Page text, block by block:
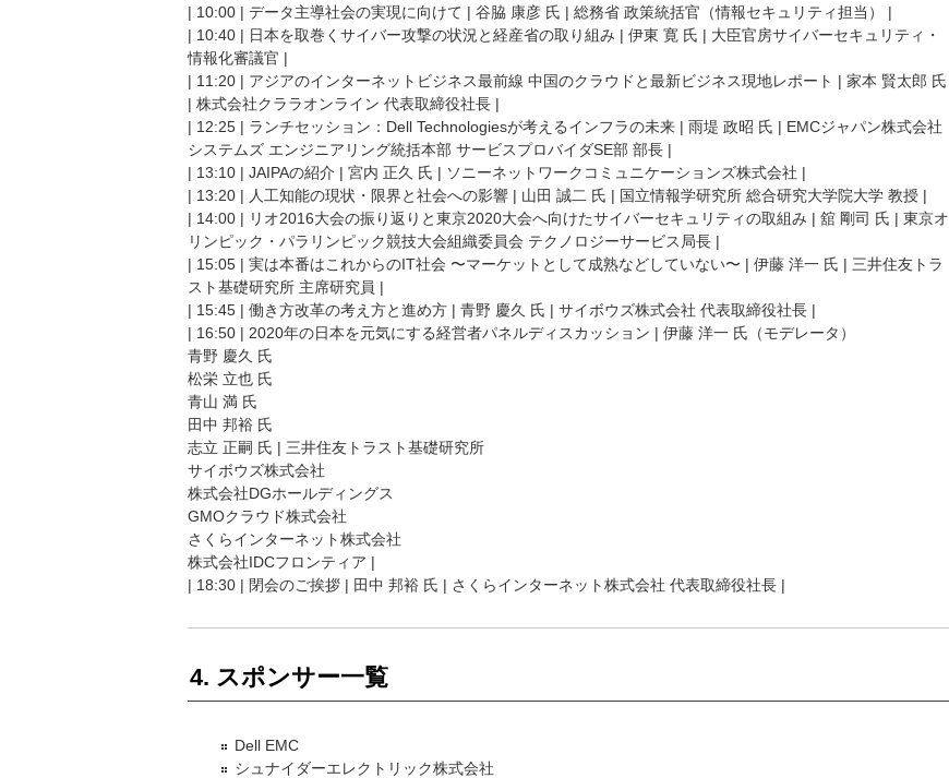
| 10:00 | データ主導社会の実現に向けて | 谷脇 康彦 氏 | 総務省 政策統括官（情報セキュリティ担当） |
| 10:40 | 日本を取巻くサイバー攻撃の状況と経産省の取り組み | 伊東 寛 氏 | 大臣官房サイバーセキュリティ・
情報化審議官 |
| 11:20 | アジアのインターネットビジネス最前線 中国のクラウドと最新ビジネス現地レポート | 家本 賢太郎 氏
| 株式会社クララオンライン 代表取締役社長 |
| 12:25 | ランチセッション：Dell Technologiesが考えるインフラの未来 | 雨堤 政昭 氏 | EMCジャパン株式会社
システムズ エンジニアリング統括本部 サービスプロバイダSE部 部長 |
| 13:10 | JAIPAの紹介 | 宮内 正久 氏 | ソニーネットワークコミュニケーションズ株式会社 |
| 13:20 | 人工知能の現状・限界と社会への影響 | 山田 誠二 氏 | 国立情報学研究所 総合研究大学院大学 教授 |
| 14:00 | リオ2016大会の振り返りと東京2020大会へ向けたサイバーセキュリティの取組み | 舘 剛司 氏 | 東京オ
リンピック・パラリンピック競技大会組織委員会 テクノロジーサービス局長 |
| 15:05 | 実は本番はこれからのIT社会 〜マーケットとして成熟などしていない〜 | 伊藤 洋一 氏 | 三井住友トラ
スト基礎研究所 主席研究員 |
| 15:45 | 働き方改革の考え方と進め方 | 青野 慶久 氏 | サイボウズ株式会社 代表取締役社長 |
| 16:50 | 2020年の日本を元気にする経営者パネルディスカッション | 伊藤 洋一 氏（モデレータ）
青野 慶久 氏
松栄 立也 氏
青山 満 氏
田中 邦裕 氏
志立 正嗣 氏 | 三井住友トラスト基礎研究所
サイボウズ株式会社
株式会社DGホールディングス
GMOクラウド株式会社
さくらインターネット株式会社
株式会社IDCフロンティア |
| 18:30 | 閉会のご挨拶 | 田中 邦裕 氏 | さくらインターネット株式会社 代表取締役社長 |
4. スポンサー一覧
Dell EMC
シュナイダーエレクトリック株式会社